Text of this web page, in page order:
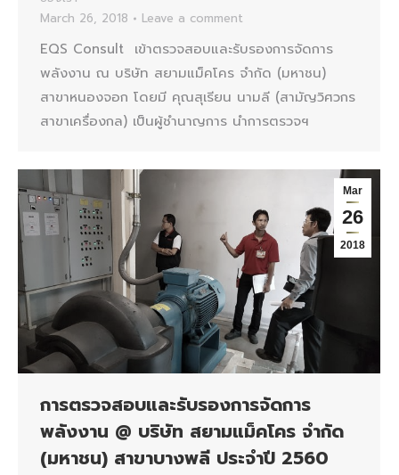
March 26, 2018
Leave a comment
EQS Consult เข้าตรวจสอบและรับรองการจัดการ
พลังงาน ณ บริษัท สยามแม็คโคร จำกัด (มหาชน)
สาขาหนองจอก โดยมี คุณสุเรียน นามลี (สามัญวิศวกร
สาขาเครื่องกล) เป็นผู้ชำนาญการ นำการตรวจฯ
Mar
26
2018
การตรวจสอบและรับรองการจัดการ
พลังงาน @ บริษัท สยามแม็คโคร จำกัด
(มหาชน) สาขาบางพลี ประจำปี 2560